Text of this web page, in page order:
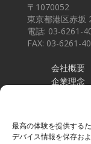
最高の体験を提供する
デバイス情報を保存お
〒1070052
東京都港区赤坂
電話: 03-6261-
FAX: 03-6261-
会社概要
企業理念
お問い合
採用企業
採用コン